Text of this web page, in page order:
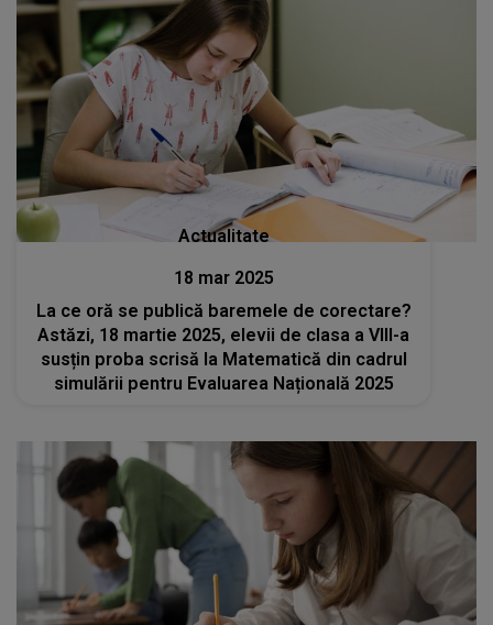
Actualitate
18 mar 2025
La ce oră se publică baremele de corectare?
Astăzi, 18 martie 2025, elevii de clasa a VIII-a
susțin proba scrisă la Matematică din cadrul
simulării pentru Evaluarea Națională 2025